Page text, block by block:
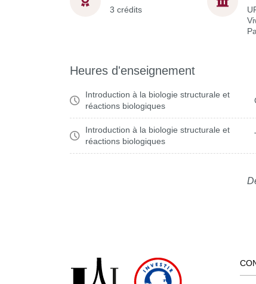
3 crédits
Heures d'enseignement
Introduction à la biologie structurale et
réactions biologiques
Introduction à la biologie structurale et
réactions biologiques